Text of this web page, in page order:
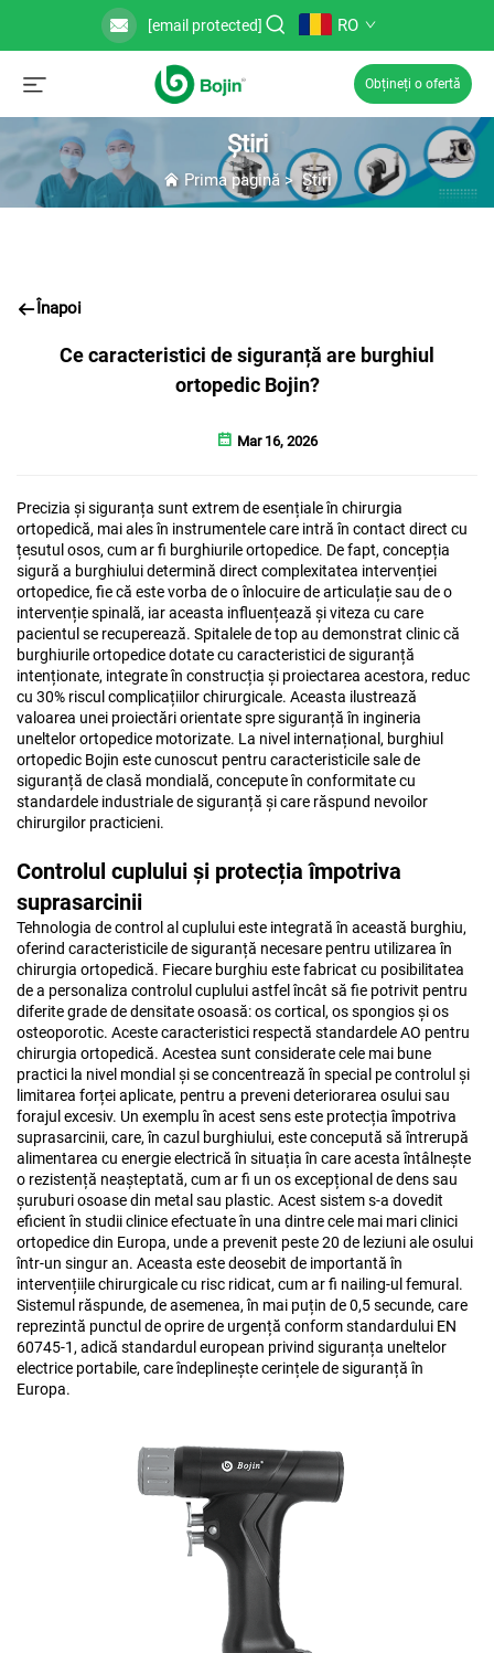
[email protected] RO
Obțineți o ofertă
Știri
Prima pagină>Știri
Înapoi
Ce caracteristici de siguranță are burghiul
ortopedic Bojin?
Mar 16, 2026
Precizia și siguranța sunt extrem de esențiale în chirurgia
ortopedică, mai ales în instrumentele care intră în contact direct cu
țesutul osos, cum ar fi burghiurile ortopedice. De fapt, concepția
sigură a burghiului determină direct complexitatea intervenției
ortopedice, fie că este vorba de o înlocuire de articulație sau de o
intervenție spinală, iar aceasta influențează și viteza cu care
pacientul se recuperează. Spitalele de top au demonstrat clinic că
burghiurile ortopedice dotate cu caracteristici de siguranță
intenționate, integrate în construcția și proiectarea acestora, reduc
cu 30% riscul complicațiilor chirurgicale. Aceasta ilustrează
valoarea unei proiectări orientate spre siguranță în ingineria
uneltelor ortopedice motorizate. La nivel internațional, burghiul
ortopedic Bojin este cunoscut pentru caracteristicile sale de
siguranță de clasă mondială, concepute în conformitate cu
standardele industriale de siguranță și care răspund nevoilor
chirurgilor practicieni.
Controlul cuplului și protecția împotriva
suprasarcinii
Tehnologia de control al cuplului este integrată în această burghiu,
oferind caracteristicile de siguranță necesare pentru utilizarea în
chirurgia ortopedică. Fiecare burghiu este fabricat cu posibilitatea
de a personaliza controlul cuplului astfel încât să fie potrivit pentru
diferite grade de densitate osoasă: os cortical, os spongios și os
osteoporotic. Aceste caracteristici respectă standardele AO pentru
chirurgia ortopedică. Acestea sunt considerate cele mai bune
practici la nivel mondial și se concentrează în special pe controlul și
limitarea forței aplicate, pentru a preveni deteriorarea osului sau
forajul excesiv. Un exemplu în acest sens este protecția împotriva
suprasarcinii, care, în cazul burghiului, este concepută să întrerupă
alimentarea cu energie electrică în situația în care acesta întâlnește
o rezistență neașteptată, cum ar fi un os excepțional de dens sau
șuruburi osoase din metal sau plastic. Acest sistem s-a dovedit
eficient în studii clinice efectuate în una dintre cele mai mari clinici
ortopedice din Europa, unde a prevenit peste 20 de leziuni ale osului
într-un singur an. Aceasta este deosebit de importantă în
intervențiile chirurgicale cu risc ridicat, cum ar fi nailing-ul femural.
Sistemul răspunde, de asemenea, în mai puțin de 0,5 secunde, care
reprezintă punctul de oprire de urgență conform standardului EN
60745-1, adică standardul european privind siguranța uneltelor
electrice portabile, care îndeplinește cerințele de siguranță în
Europa.